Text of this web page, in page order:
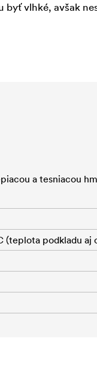
vlhké, avšak
a tesniacou
(teplota podkladu aj